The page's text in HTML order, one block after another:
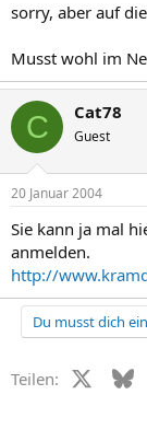
sorry, aber auf
Musst wohl im
C Cat78
Guest
20 Januar 2004
Sie kann ja mal
anmelden.
http://
Du musst dich
Teilen: X